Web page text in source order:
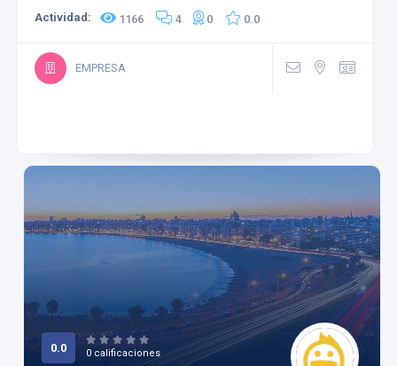
Actividad: 1166 4 0 0.0
EMPRESA
0.0 0 calificaciones